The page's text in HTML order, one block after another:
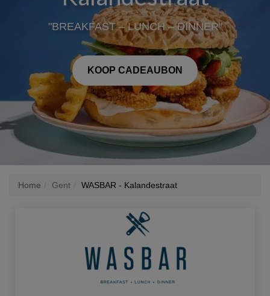
"BREAKFAST – LUNCH – DINNER"
KOOP CADEAUBON
Home Gent WASBAR - Kalandestraat